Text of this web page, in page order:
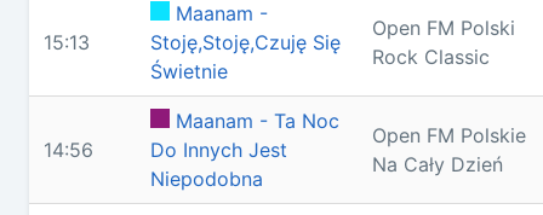
15:13
Maanam -
Stoję,Stoję,Czuję Się
Świetnie
Open FM Polski
Rock Classic
14:56
Maanam - Ta Noc
Do Innych Jest
Niepodobna
Open FM Polskie
Na Cały Dzień